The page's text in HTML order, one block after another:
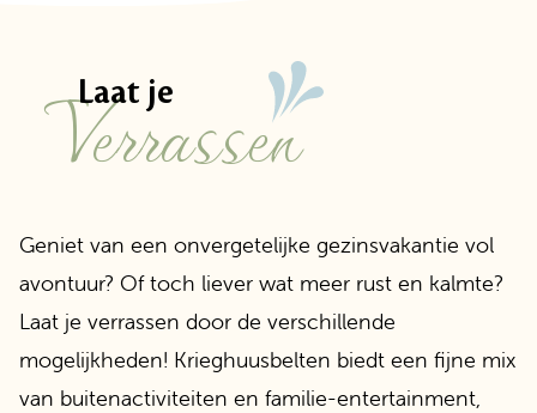
Laat je
Verrassen
Geniet van een onvergetelijke gezinsvakantie vol
avontuur? Of toch liever wat meer rust en kalmte?
Laat je verrassen door de verschillende
mogelijkheden! Krieghuusbelten biedt een fijne mix
van buitenactiviteiten en familie-entertainment,